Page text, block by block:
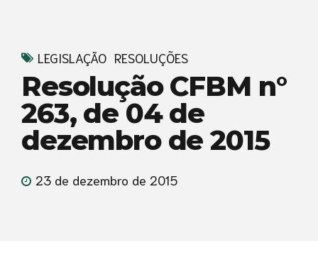
LEGISLAÇÃO RESOLUÇÕES
Resolução CFBM n°
263, de 04 de
dezembro de 2015
23 de dezembro de 2015